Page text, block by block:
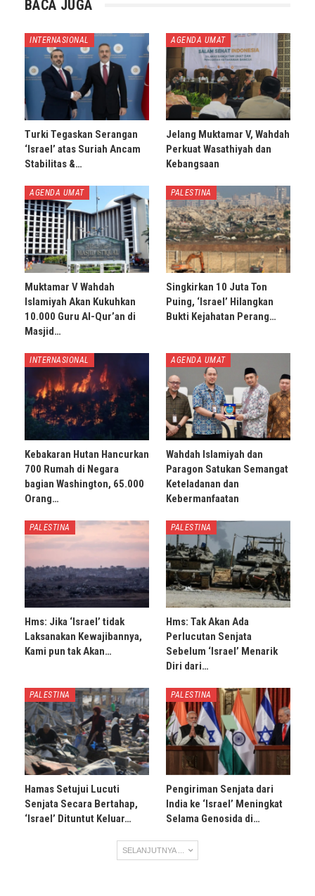
BACA JUGA
INTERNASIONAL
Turki Tegaskan Serangan
‘Israel’ atas Suriah Ancam
Stabilitas &…
AGENDA UMAT
Jelang Muktamar V, Wahdah
Perkuat Wasathiyah dan
Kebangsaan
AGENDA UMAT
Muktamar V Wahdah
Islamiyah Akan Kukuhkan
10.000 Guru Al-Qur’an di
Masjid…
PALESTINA
Singkirkan 10 Juta Ton
Puing, ‘Israel’ Hilangkan
Bukti Kejahatan Perang…
INTERNASIONAL
Kebakaran Hutan Hancurkan
700 Rumah di Negara
bagian Washington, 65.000
Orang…
AGENDA UMAT
Wahdah Islamiyah dan
Paragon Satukan Semangat
Keteladanan dan
Kebermanfaatan
PALESTINA
Hms: Jika ‘Israel’ tidak
Laksanakan Kewajibannya,
Kami pun tak Akan…
PALESTINA
Hms: Tak Akan Ada
Perlucutan Senjata
Sebelum ‘Israel’ Menarik
Diri dari…
PALESTINA
Hamas Setujui Lucuti
Senjata Secara Bertahap,
‘Israel’ Dituntut Keluar…
PALESTINA
Pengiriman Senjata dari
India ke ‘Israel’ Meningkat
Selama Genosida di…
SELANJUTNYA ...